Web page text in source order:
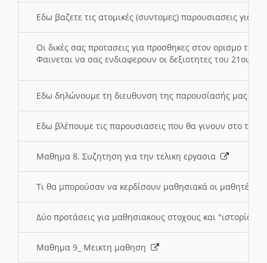
Εδω βαζετε τις ατομικές (συντομες) παρουσιασεις για
Οι δικές σας προτασεις για προσθηκες στον ορισμο
Φαινεται να σας ενδιαφερουν οι δεξιοτητες του 21ου
Εδω δηλώνουμε τη διευθυνση της παρουσίασής μας
Εδω βλέπουμε τις παρουσιασεις που θα γινουν στο
Μαθημα 8. Συζητηση για την τελικη εργασια
Τι θα μπορούσαν να κερδίσουν μαθησιακά οι μαθητές/
Δύο προτάσεις για μαθησιακους στοχους και "ιστορία"
Μαθημα 9_ Μεικτη μαθηση